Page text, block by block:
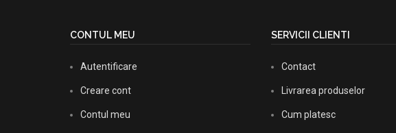
CONTUL MEU
Autentificare
Creare cont
Contul meu
SERVICII CLIENTI
Contact
Livrarea produselor
Cum platesc